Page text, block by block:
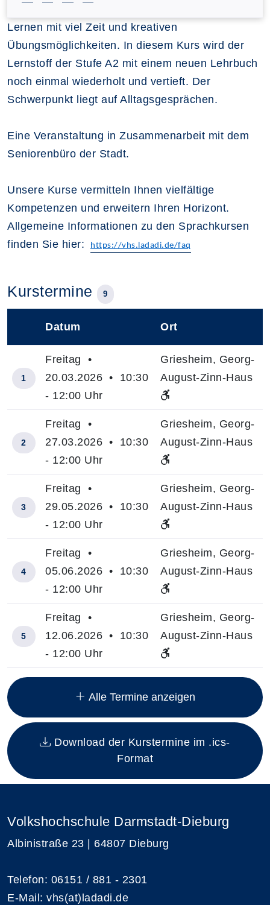
Lernen mit viel Zeit und kreativen
Übungsmöglichkeiten. In diesem Kurs wird der
Lernstoff der Stufe A2 mit einem neuen Lehrbuch
noch einmal wiederholt und vertieft. Der
Schwerpunkt liegt auf Alltagsgesprächen.
Eine Veranstaltung in Zusammenarbeit mit dem
Seniorenbüro der Stadt.
Unsere Kurse vermitteln Ihnen vielfältige
Kompetenzen und erweitern Ihren Horizont.
Allgemeine Informationen zu den Sprachkursen
finden Sie hier:
https://vhs.ladadi.de/faq
Kurstermine 9
Insgesamt gibt es 9 Termine zum diesen Kurs
Datum Ort
1
Freitag •
20.03.2026 • 10:30
- 12:00 Uhr
Griesheim, Georg-
August-Zinn-Haus
2
Freitag •
27.03.2026 • 10:30
- 12:00 Uhr
Griesheim, Georg-
August-Zinn-Haus
3
Freitag •
29.05.2026 • 10:30
- 12:00 Uhr
Griesheim, Georg-
August-Zinn-Haus
4
Freitag •
05.06.2026 • 10:30
- 12:00 Uhr
Griesheim, Georg-
August-Zinn-Haus
5
Freitag •
12.06.2026 • 10:30
- 12:00 Uhr
Griesheim, Georg-
August-Zinn-Haus
Alle Termine anzeigen
Download der Kurstermine im .ics-
Format
Volkshochschule Darmstadt-Dieburg
Albinistraße 23 | 64807 Dieburg
Telefon: 06151 / 881 - 2301
E-Mail: vhs(at)ladadi.de